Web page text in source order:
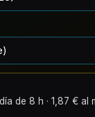
de 8 h · 1,87 € al